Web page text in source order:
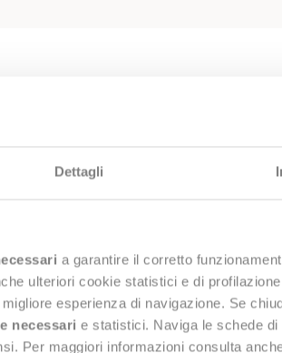
Dettagli
a garantire il corretto
ulteriori cookie statistici e di
esperienza di navigazione. Se
necessari e statistici. Naviga le schede di
Per maggiori informazioni consulta
pour recevoir des
mises à jour sur les actualités, les
les produits et/ou les solutions